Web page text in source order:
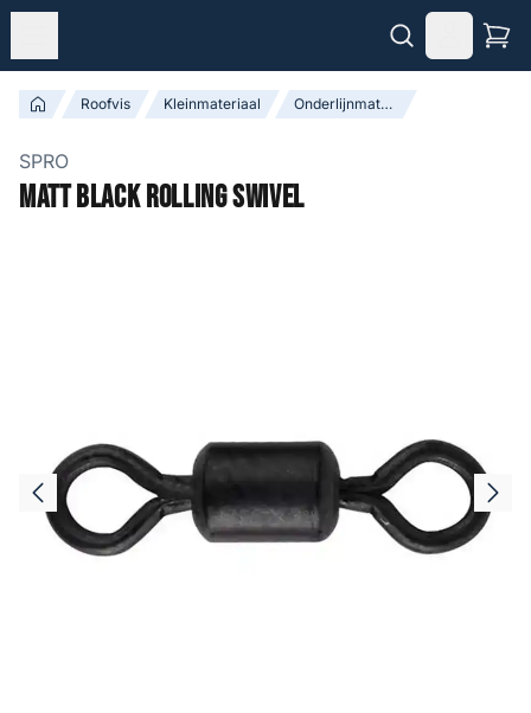
Roofvis Kleinmateriaal Onderlijnmateriaal & Toebehoren
SPRO
Matt Black Rolling Swivel